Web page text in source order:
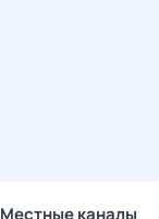
Местные каналы